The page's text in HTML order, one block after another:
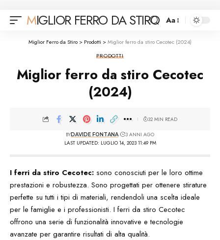
MIGLIOR FERRO DA STIRO
Font
Resizer
Aa
Miglior Ferro da Stiro > Prodotti >Miglior ferro da stiro Cecotec (2024)
PRODOTTI
Miglior ferro da stiro Cecotec
(2024)
LAST UPDATED: LUGLIO 14, 2023 11:49 PM
BYDAVIDE FONTANA 3 ANNI AGO
32 MIN READ
I ferri da stiro Cecotec: sono conosciuti per le loro ottime
prestazioni e robustezza. Sono progettati per ottenere stirature
perfette su tutti i tipi di materiali, rendendoli una scelta ideale
per le famiglie e i professionisti. I ferri da stiro Cecotec
offrono una serie di funzionalità innovative e tecnologie
avanzate per garantire risultati di alta qualità.